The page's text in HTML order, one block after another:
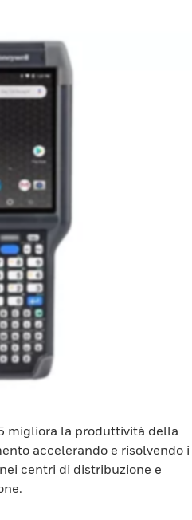
migliora la produttività della
accelerando e risolvendo i
centri di distribuzione e